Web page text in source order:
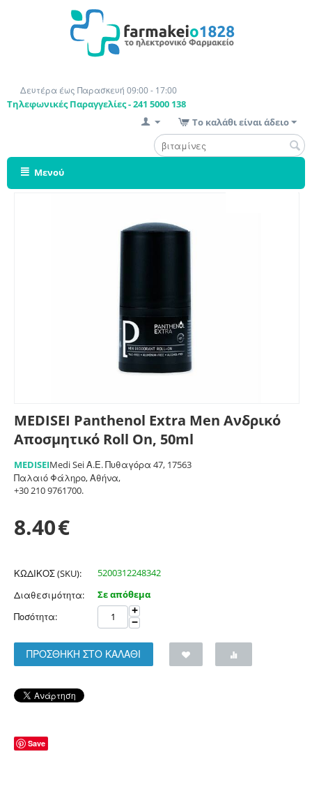
Δευτέρα έως Παρασκευή 09:00 - 17:00
Τηλεφωνικές Παραγγελίες - 241 5000 138
Το καλάθι είναι άδειο
Μενού
MEDISEI Panthenol Extra Men Ανδρικό
Αποσμητικό Roll On, 50ml
MEDISEIMedi Sei Α.Ε. Πυθαγόρα 47, 17563
Παλαιό Φάληρο, Αθήνα,
+30 210 9761700.
8.40€
ΚΩΔΙΚΟΣ (SKU):
5200312248342
Διαθεσιμότητα:
Σε απόθεμα
Ποσότητα:
+
−
ΠΡΟΣΘΗΚΗ ΣΤΟ ΚΑΛΑΘΙ
Save